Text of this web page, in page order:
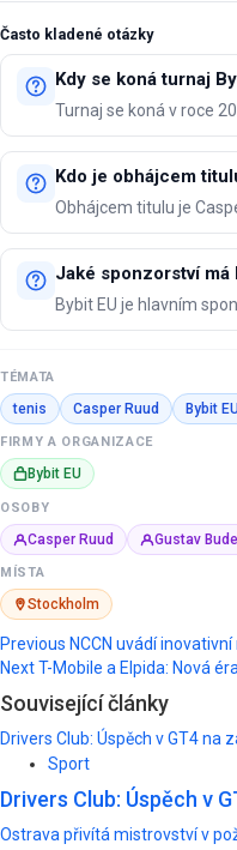
Často kladené otázky
Kdy se koná turnaj
Turnaj se koná v roce
Kdo je obhájcem
Obhájcem titulu je
Jaké sponzorství má
Bybit EU je hlavním
TÉMATA
tenis Casper Ruud Bybit
FIRMY A ORGANIZACE
Bybit EU
OSOBY
Casper Ruud Gustav
MÍSTA
Stockholm
Post
navigation
Previous NCCN uvádí
NextT-Mobile a Elpida: Nová
Související články
Drivers Club: Úspěch v GT4 na
Sport
Drivers Club: Úspěch v
Ostrava přivítá mistrovství v